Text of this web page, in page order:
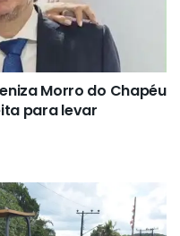
Morro do Chapéu
para levar